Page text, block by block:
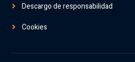
Descargo de responsabilidad
Cookies